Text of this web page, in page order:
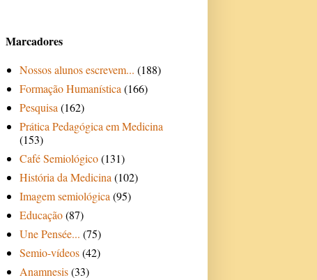
Marcadores
Nossos alunos escrevem... (188)
Formação Humanística (166)
Pesquisa (162)
Prática Pedagógica em Medicina
(153)
Café Semiológico(131)
História da Medicina (102)
Imagem semiológica (95)
Educação(87)
Une Pensée... (75)
Semio-vídeos(42)
Anamnesis(33)